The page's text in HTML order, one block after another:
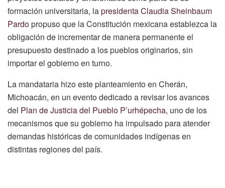
formación universitaria, lapresidenta Claudia Sheinbaum
Pardopropuso que la Constitución mexicana establezca la
obligación de incrementar de manera permanente el
presupuesto destinado a los pueblos originarios, sin
importar el gobierno en turno.
La mandataria hizo este planteamiento en Cherán,
Michoacán, en un evento dedicado a revisar los avances
del Plan de Justicia del Pueblo P’urhépecha, uno de los
mecanismos que su gobierno ha impulsado para atender
demandas históricas de comunidades indígenas en
distintas regiones del país.